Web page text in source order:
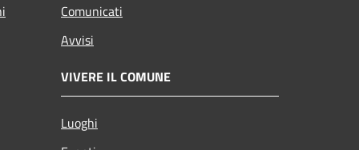
Comunicati
Avvisi
VIVERE IL COMUNE
Luoghi